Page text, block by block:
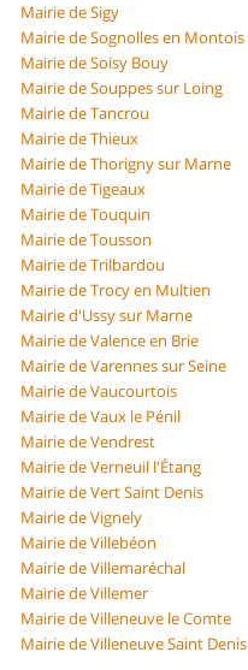
Mairie de Sigy
Mairie de Sognolles en Montois
Mairie de Soisy Bouy
Mairie de Souppes sur Loing
Mairie de Tancrou
Mairie de Thieux
Mairie de Thorigny sur Marne
Mairie de Tigeaux
Mairie de Touquin
Mairie de Tousson
Mairie de Trilbardou
Mairie de Trocy en Multien
Mairie d'Ussy sur Marne
Mairie de Valence en Brie
Mairie de Varennes sur Seine
Mairie de Vaucourtois
Mairie de Vaux le Pénil
Mairie de Vendrest
Mairie de Verneuil l'Étang
Mairie de Vert Saint Denis
Mairie de Vignely
Mairie de Villebéon
Mairie de Villemaréchal
Mairie de Villemer
Mairie de Villeneuve le Comte
Mairie de Villeneuve Saint Denis